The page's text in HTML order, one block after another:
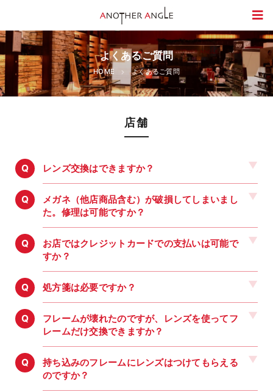
よくあるご質問
HOME よくあるご質問
店舗
レンズ交換はできますか？
メガネ（他店商品含む）が破損してしまいまし
た。修理は可能ですか？
お店ではクレジットカードでの支払いは可能で
すか？
処方箋は必要ですか？
フレームが壊れたのですが、レンズを使ってフ
レームだけ交換できますか？
持ち込みのフレームにレンズはつけてもらえる
のですか？